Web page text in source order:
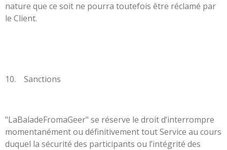
nature que ce soit ne pourra toutefois être réclamé par
le Client.
10. Sanctions
"LaBaladeFromaGeer" se réserve le droit d’interrompre
momentanément ou définitivement tout Service au cours
duquel la sécurité des participants ou l’intégrité des